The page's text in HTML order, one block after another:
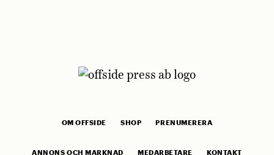
OM OFFSIDE SHOP PRENUMERERA
ANNONS OCH MARKNAD MEDARBETARE KONTAKT